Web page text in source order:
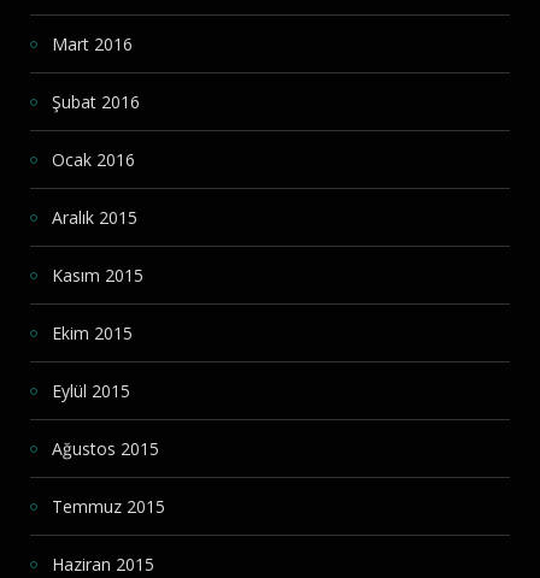
Mart 2016
Şubat 2016
Ocak 2016
Aralık 2015
Kasım 2015
Ekim 2015
Eylül 2015
Ağustos 2015
Temmuz 2015
Haziran 2015